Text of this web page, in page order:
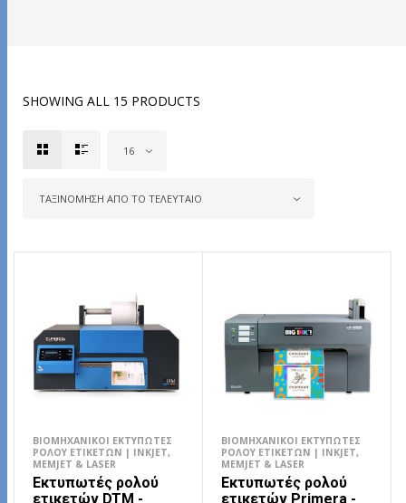
SHOWING ALL 15 PRODUCTS
16
ΤΑΞΙΝΌΜΗΣΗ ΑΠΌ ΤΟ ΤΕΛΕΥΤΑΊΟ
ΒΙΟΜΗΧΑΝΙΚΟΊ ΕΚΤΥΠΩΤΈΣ
ΡΟΛΟΎ ΕΤΙΚΕΤΏΝ | INKJET,
MEMJET & LASER
Εκτυπωτές ρολού
ετικετών DTM -
ΒΙΟΜΗΧΑΝΙΚΟΊ ΕΚΤΥΠΩΤΈΣ
ΡΟΛΟΎ ΕΤΙΚΕΤΏΝ | INKJET,
MEMJET & LASER
Εκτυπωτές ρολού
ετικετών Primera -